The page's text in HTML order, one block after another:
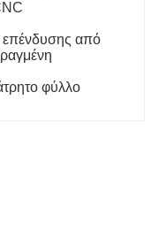
επένδυσης από
φύλλο